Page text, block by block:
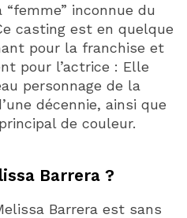
inconnue du
casting est en quelque
pour la franchise et
pour l’actrice : Elle
personnage de la
décennie, ainsi que
de couleur.
Barrera ?
Barrera est sans